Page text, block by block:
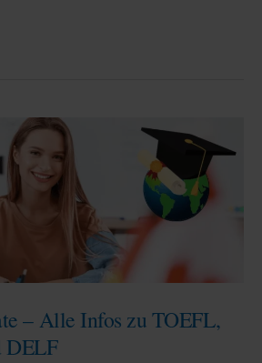
– Alle Infos zu TOEFL,
DELF